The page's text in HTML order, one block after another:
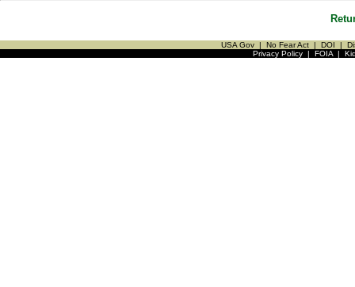
USA Gov | No Fear Act | DOI |
Privacy Policy| FOIA|